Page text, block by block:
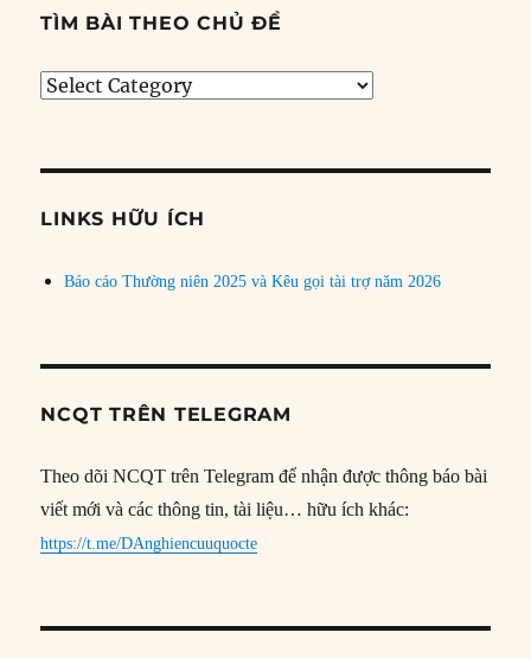
TÌM BÀI THEO CHỦ ĐỀ
Tìm
đề
LINKS HỮU ÍCH
Báo cáo Thường niên 2025 và Kêu gọi tài trợ năm 2026
NCQT TRÊN TELEGRAM
Theo dõi NCQT trên Telegram để nhận được thông báo bài
viết mới và các thông tin, tài liệu… hữu ích khác:
https://t.me/DAnghiencuuquocte